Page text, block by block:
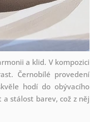
a klid. V kompozici
Černobílé provedení
hodí do obývacího
stálost barev, což z něj